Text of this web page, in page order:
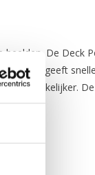
beelden. De Deck
dektas geeft
makkelijker.